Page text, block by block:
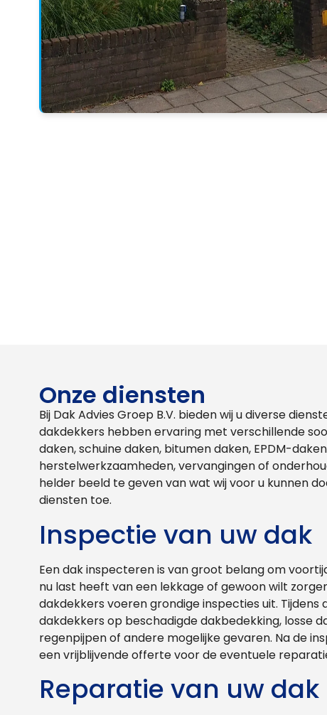
Onze diensten
Bij Dak Advies Groep B.V. bieden wij u diverse
dakdekkers hebben ervaring met verschillende
daken, schuine daken, bitumen daken, EPDM-
herstelwerkzaamheden, vervangingen of
helder beeld te geven van wat wij voor u kunnen
diensten toe.
Inspectie van uw dak
Een dak inspecteren is van groot belang om
nu last heeft van een lekkage of gewoon wilt
dakdekkers voeren grondige inspecties uit.
dakdekkers op beschadigde dakbedekking, losse
regenpijpen of andere mogelijke gevaren. Na de
een vrijblijvende offerte voor de eventuele
Reparatie van uw dak